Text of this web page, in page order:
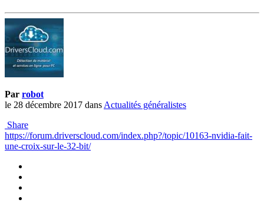
Par robot
le 28 décembre 2017 dansActualités généralistes
Share
https://forum.driverscloud.com/index.php?/topic/10163-nvidia-fait-
une-croix-sur-le-32-bit/